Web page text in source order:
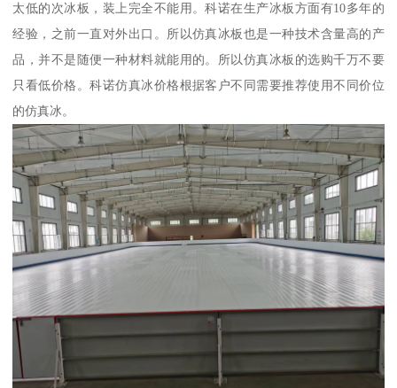
太低的次冰板，装上完全不能用。科诺在生产冰板方面有10多年的
经验，之前一直对外出口。所以仿真冰板也是一种技术含量高的产
品，并不是随便一种材料就能用的。所以仿真冰板的选购千万不要
只看低价格。科诺仿真冰价格根据客户不同需要推荐使用不同价位
的仿真冰。